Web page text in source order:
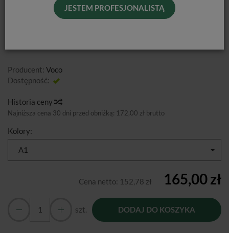
JESTEM PROFESJONALISTĄ
Producent: Voco
Dostępność:
Historia ceny
Najniższa cena 30 dni przed obniżką: 172,00 zł brutto
Kolory:
A1
Cena netto: 152,78 zł 165,00 zł
szt. DODAJ DO KOSZYKA